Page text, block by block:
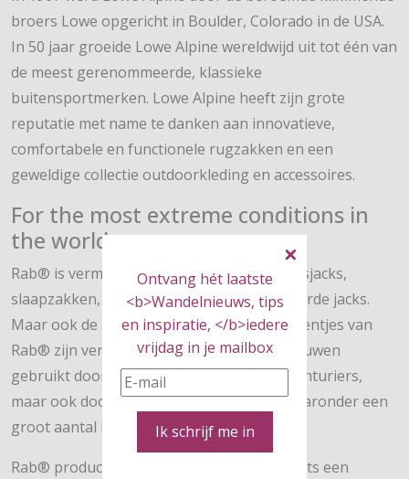
Ontvang hét laatste
<b>Wandelnieuws, tips
en inspiratie, </b>iedere
vrijdag in je mailbox
Ik schrijf me in
broers Lowe opgericht in Boulder, Colorado in de USA.
In 50 jaar groeide Lowe Alpine wereldwijd uit tot één van
de meest gerenommeerde, klassieke
buitensportmerken. Lowe Alpine heeft zijn grote
reputatie met name te danken aan innovatieve,
comfortabele en functionele rugzakken en een
geweldige collectie outdoorkleding en accessoires.
For the most extreme conditions in
the world
Rab® is vermaard om zijn topkwaliteit donsjacks,
slaapzakken, bergsportkleding en geïsoleerde jacks.
Maar ook de bivakzakken en lichtgewicht tentjes van
Rab® zijn vermaard. Ze worden met vertrouwen
gebruikt door poolreizigers en andere avonturiers,
maar ook door de allerbeste alpinisten, waaronder een
groot aantal Everestbeklimmers.
Rab® producten zijn in de Benelux bij slechts een